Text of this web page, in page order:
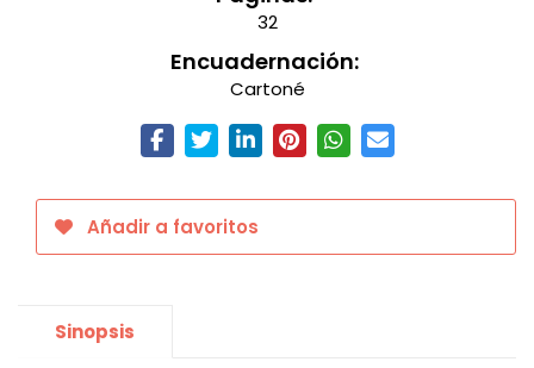
32
Encuadernación:
Cartoné
Añadir a favoritos
Sinopsis